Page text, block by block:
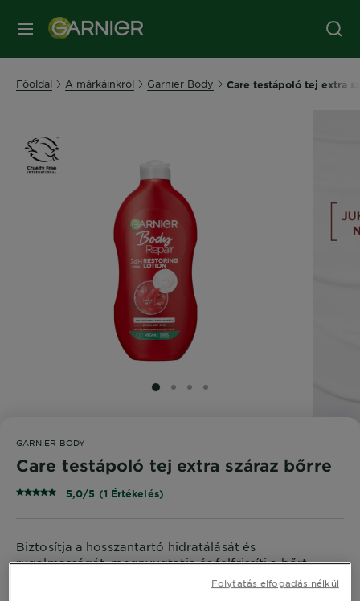
MENÜ
Főoldal A márkáinkról Garnier Body Care testápoló tej extra
SLIDE 1
SLIDE 2
SLIDE 3
SLIDE 4
GARNIER BODY
Care testápoló tej extra száraz bőrre
5,0/5 (1 Értékelés)
Biztosítja a hosszantartó hidratálását és
rugalmasságát, megnyugtatja és felfrissíti a bőrt,
Folytatás elfogadás nélkül